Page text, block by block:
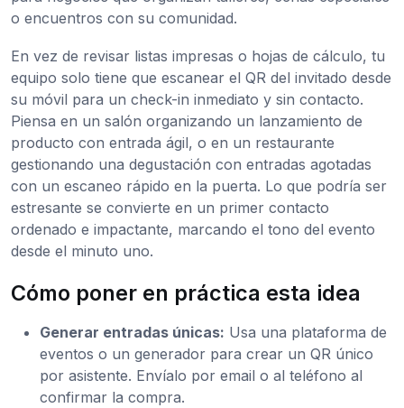
o encuentros con su comunidad.
En vez de revisar listas impresas o hojas de cálculo, tu
equipo solo tiene que escanear el QR del invitado desde
su móvil para un check-in inmediato y sin contacto.
Piensa en un salón organizando un lanzamiento de
producto con entrada ágil, o en un restaurante
gestionando una degustación con entradas agotadas
con un escaneo rápido en la puerta. Lo que podría ser
estresante se convierte en un primer contacto
ordenado e impactante, marcando el tono del evento
desde el minuto uno.
Cómo poner en práctica esta idea
Generar entradas únicas: Usa una plataforma de
eventos o un generador para crear un QR único
por asistente. Envíalo por email o al teléfono al
confirmar la compra.